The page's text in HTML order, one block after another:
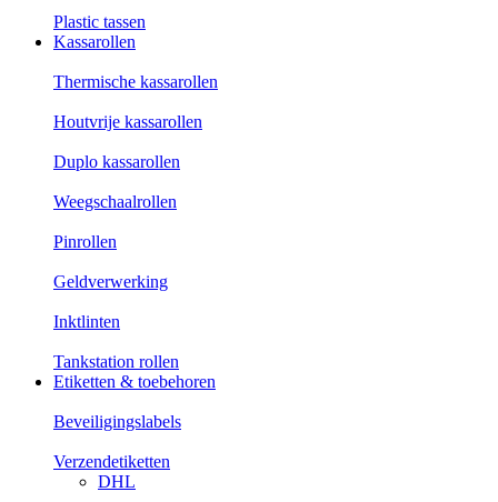
Plastic tassen
Kassarollen
Thermische kassarollen
Houtvrije kassarollen
Duplo kassarollen
Weegschaalrollen
Pinrollen
Geldverwerking
Inktlinten
Tankstation rollen
Etiketten & toebehoren
Beveiligingslabels
Verzendetiketten
DHL